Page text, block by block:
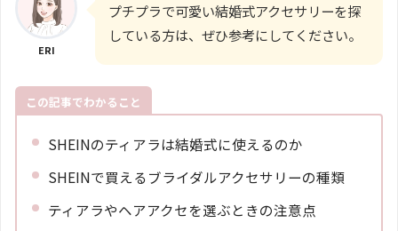
ERI
プチプラで可愛い結婚式アクセサリーを探
している方は、ぜひ参考にしてください。
この記事でわかること
SHEINのティアラは結婚式に使えるのか
SHEINで買えるブライダルアクセサリーの種類
ティアラやヘアアクセを選ぶときの注意点